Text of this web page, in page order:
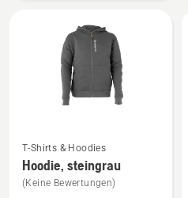
Details
zu
Hoodie,
T-Shirts & Hoodies
Hoodie, steingrau
(Keine Bewertungen)